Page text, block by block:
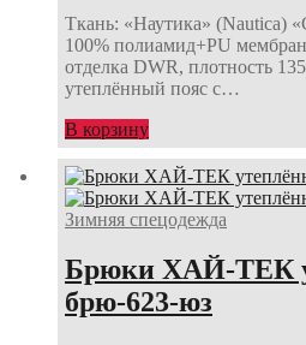
Ткань: «Наутика» (Nautica)
100% полиамид+PU
отделка DWR, плотность
утеплённый пояс с…
В корзину
Зимняя спецодежда
Брюки ХАЙ-ТЕК
брю-623-юз